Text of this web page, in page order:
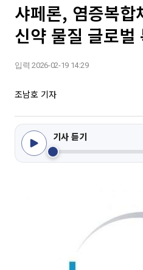
샤페론, 염증복합
신약 물질 글로벌
입력 2026-02-19 14:29
조남호 기자
기사 듣기